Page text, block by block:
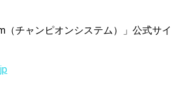
（チャンピオンシステム）」公式サイ